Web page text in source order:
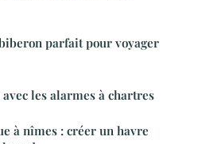
parfait pour voyager
les alarmes à chartres
à nîmes : créer un havre